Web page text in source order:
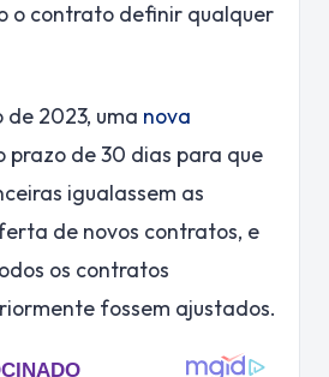
o contrato definir qualquer
de 2023, uma nova
prazo de 30 dias para que
igualassem as
de novos contratos, e
os contratos
fossem ajustados.